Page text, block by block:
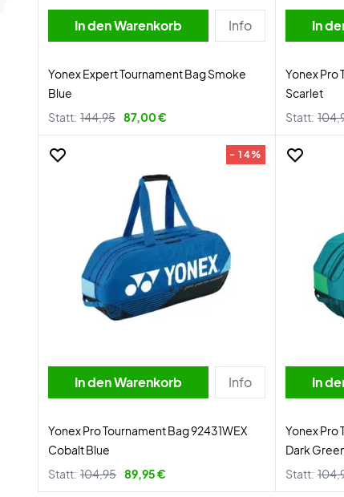
In den Warenkorb Info
Yonex Expert Tournament Bag Smoke
Blue
Statt: 144,95 87,00 €
In
Yonex Pro
Scarlet
Statt:
- 14%
In den Warenkorb Info
Yonex Pro Tournament Bag 92431WEX
Cobalt Blue
Statt: 104,95 89,95 €
In
Yonex Pro
Dark
Statt: